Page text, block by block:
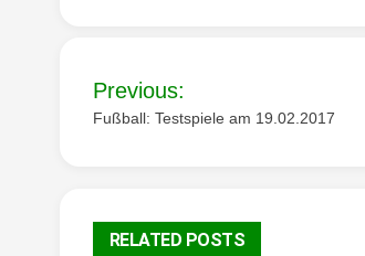
Beitragsnavigation
Previous:
Fußball: Testspiele am 19.02.2017
RELATED POSTS